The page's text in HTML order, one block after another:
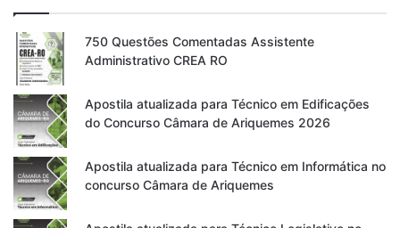
750 Questões Comentadas Assistente
Administrativo CREA RO
Apostila atualizada para Técnico em Edificações
do Concurso Câmara de Ariquemes 2026
Apostila atualizada para Técnico em Informática no
concurso Câmara de Ariquemes